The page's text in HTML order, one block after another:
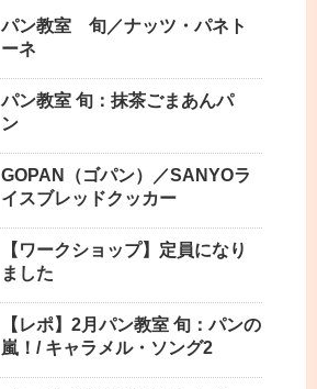
パン教室 旬／ナッツ・パネト
ーネ
パン教室 旬：抹茶ごまあんパ
ン
GOPAN（ゴパン）／SANYOラ
イスブレッドクッカー
【ワークショップ】定員になり
ました
【レポ】2月パン教室 旬：パンの
嵐！/ キャラメル・ソング2